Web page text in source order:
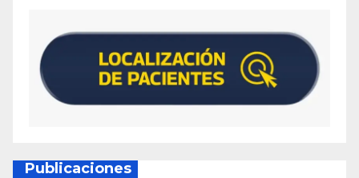
Publicaciones